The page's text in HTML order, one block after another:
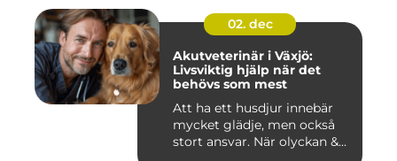
02. dec
Akutveterinär i Växjö:
Livsviktig hjälp när det
behövs som mest
Att ha ett husdjur innebär
mycket glädje, men också
stort ansvar. När olyckan &...